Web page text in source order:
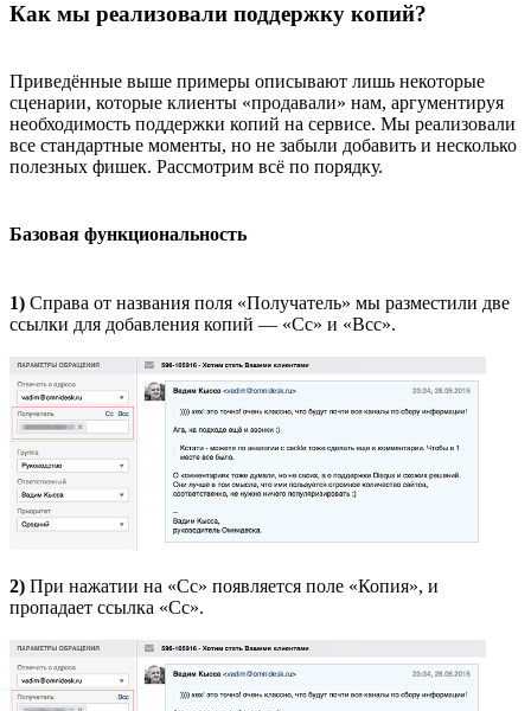
Как мы реализовали поддержку копий?
Приведённые выше примеры описывают лишь некоторые
сценарии, которые клиенты «продавали» нам, аргументируя
необходимость поддержки копий на сервисе. Мы реализовали
все стандартные моменты, но не забыли добавить и несколько
полезных фишек. Рассмотрим всё по порядку.
Базовая функциональность
1) Справа от названия поля «Получатель» мы разместили две
ссылки для добавления копий — «Сс» и «Bcc».
2) При нажатии на «Cc» появляется поле «Копия», и
пропадает ссылка «Cc».